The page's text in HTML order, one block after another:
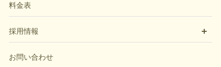
料金表
採用情報
お問い合わせ